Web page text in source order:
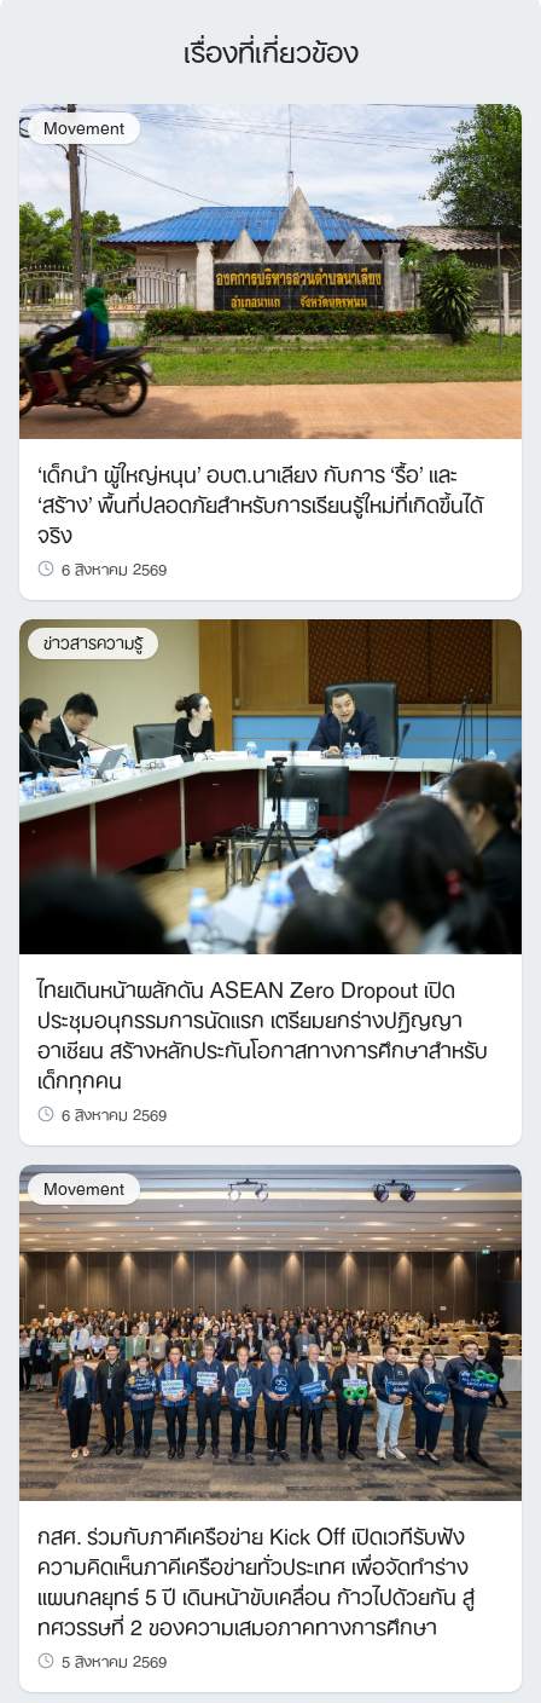
Search
for:
เรื่องที่เกี่ยวข้อง
Movement
‘เด็กนำ ผู้ใหญ่หนุน’ อบต.นาเลียง กับการ ‘รื้อ’ และ
‘สร้าง’ พื้นที่ปลอดภัยสำหรับการเรียนรู้ใหม่ที่เกิดขึ้นได้
จริง
6 สิงหาคม 2569
ข่าวสารความรู้
ไทยเดินหน้าผลักดัน ASEAN Zero Dropout เปิด
ประชุมอนุกรรมการนัดแรก เตรียมยกร่างปฏิญญา
อาเซียน สร้างหลักประกันโอกาสทางการศึกษาสำหรับ
เด็กทุกคน
6 สิงหาคม 2569
Movement
กสศ. ร่วมกับภาคีเครือข่าย Kick Off เปิดเวทีรับฟัง
ความคิดเห็นภาคีเครือข่ายทั่วประเทศ เพื่อจัดทำร่าง
แผนกลยุทธ์ 5 ปี เดินหน้าขับเคลื่อน ก้าวไปด้วยกัน สู่
ทศวรรษที่ 2 ของความเสมอภาคทางการศึกษา
5 สิงหาคม 2569